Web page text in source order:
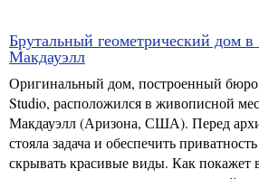
Брутальный геометрический дом в
Макдауэлл
Оригинальный дом, построенный бюро
Studio, расположился в живописной
Макдауэлл (Аризона, США). Перед
стояла задача и обеспечить
скрывать красивые виды. Как покажет